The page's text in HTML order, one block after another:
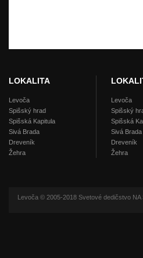
LOKALITA
Levoča
Spišský hrad
Spišská Kapitula
Sivá Brada
Dreveník
Žehra
Levoča
Spišský
Spišská
Sivá Brada
Dreveník
Žehra
Levoča © 2005-2018 Svetové dedičstvo NA